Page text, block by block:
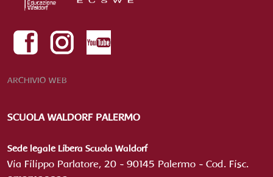
ARCHIVIO WEB
SCUOLA WALDORF PALERMO
Sede legale Libera Scuola Waldorf
Via Filippo Parlatore, 20 - 90145 Palermo - Cod. Fisc.